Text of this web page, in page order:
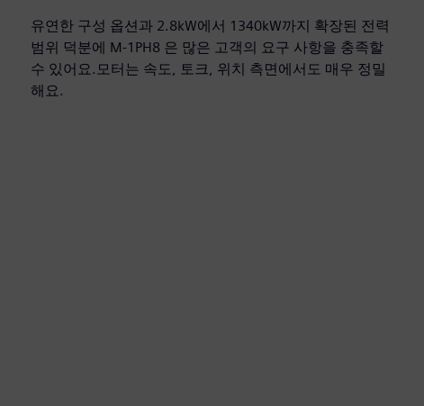
유연한 구성 옵션과 2.8kW에서 1340kW까지 확장된 전력
범위 덕분에 M-1PH8 은 많은 고객의 요구 사항을 충족할
수 있어요.모터는 속도, 토크, 위치 측면에서도 매우 정밀
해요.